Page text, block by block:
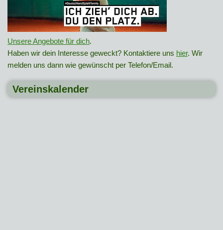
Unsere Angebote für dich.
Haben wir dein Interesse geweckt? Kontaktiere uns hier. Wir
melden uns dann wie gewünscht per Telefon/Email.
Vereinskalender